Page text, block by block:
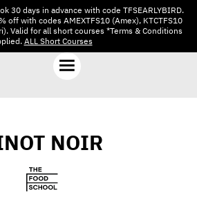
30 days in advance with code TFSEARLYBIRD.
off with codes AMEXTFS10 (Amex), KTCTFS10
Valid for all short courses *Terms & Conditions
ALL Short Courses
NOIR